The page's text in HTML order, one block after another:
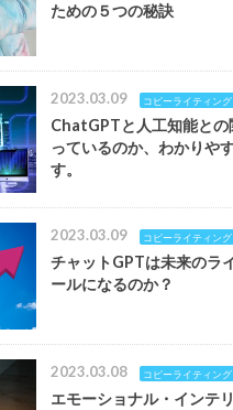
ための５つの秘訣
2023.03.09 コピーライティング
ChatGPTと人工知能との
っているのか、わかりや
す。
2023.03.09 コピーライティング
チャットGPTは未来のラ
ールになるのか？
2023.03.08 コピーライティング
エモーショナル・インテ